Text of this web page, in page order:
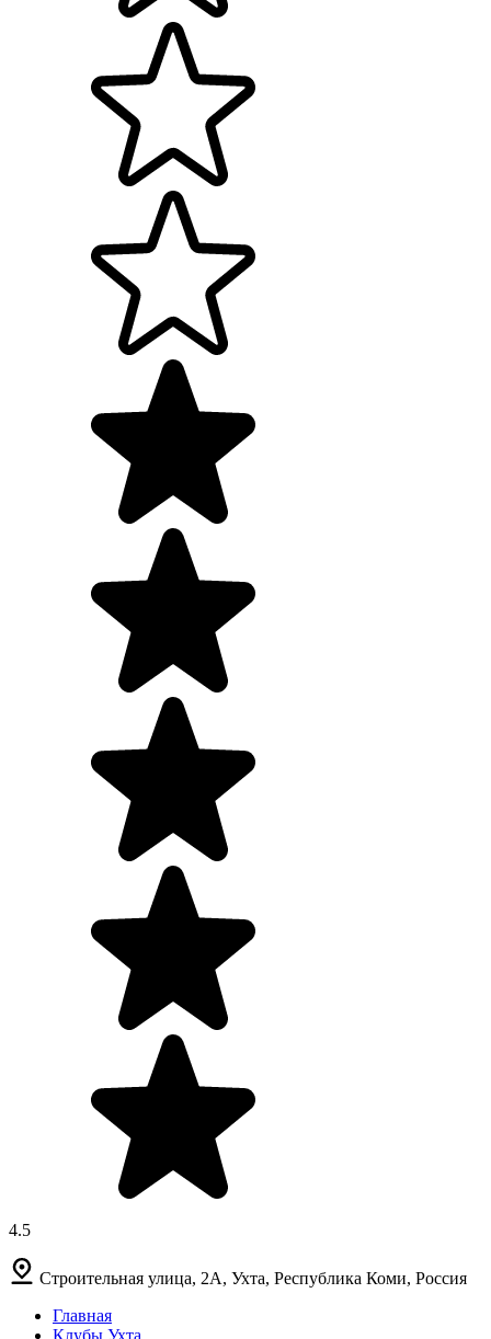
4.5
Строительная улица, 2А, Ухта, Республика Коми, Россия
Главная
Клубы Ухта